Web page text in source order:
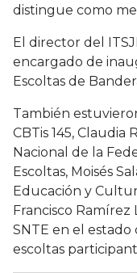
distingue como
El director del
encargado de
Escoltas de
También
CBTis 145,
Nacional de la
Escoltas, Moisés
Educación y
Francisco Ramírez
SNTE en el
escoltas